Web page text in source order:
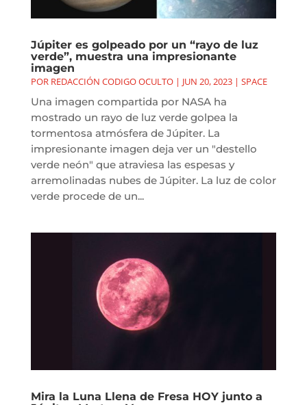
Júpiter es golpeado por un “rayo de luz
verde”, muestra una impresionante
imagen
POR REDACCIÓN CODIGO OCULTO| JUN 20, 2023| SPACE
Una imagen compartida por NASA ha
mostrado un rayo de luz verde golpea la
tormentosa atmósfera de Júpiter. La
impresionante imagen deja ver un "destello
verde neón" que atraviesa las espesas y
arremolinadas nubes de Júpiter. La luz de color
verde procede de un...
Mira la Luna Llena de Fresa HOY junto a